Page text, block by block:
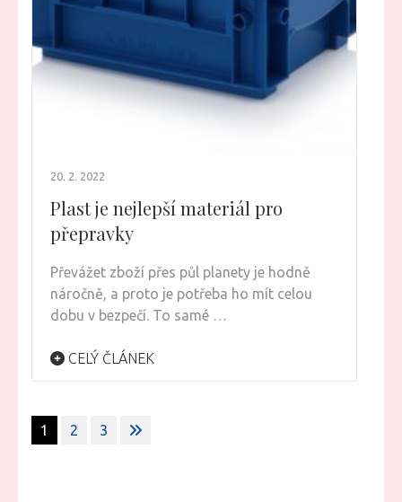
20. 2. 2022
Plast je nejlepší materiál pro
přepravky
Převážet zboží přes půl planety je hodně
náročně, a proto je potřeba ho mít celou
dobu v bezpečí. To samé …
CELÝ ČLÁNEK
Stránkování
příspěvků
1 2 3